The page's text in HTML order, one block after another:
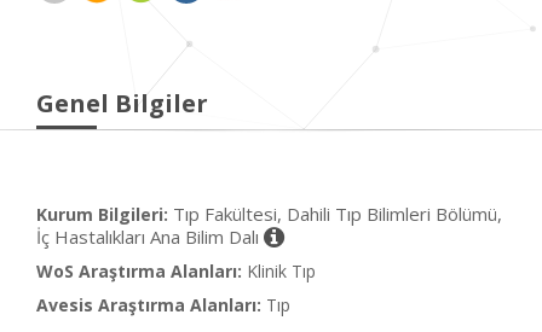
Genel Bilgiler
Kurum Bilgileri: Tıp Fakültesi, Dahili Tıp Bilimleri Bölümü,
İç Hastalıkları Ana Bilim Dalı
WoS Araştırma Alanları: Klinik Tıp
Avesis Araştırma Alanları: Tıp